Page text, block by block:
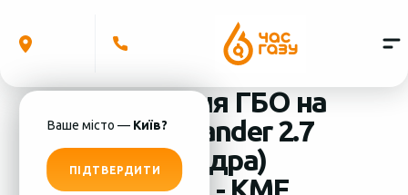
Ваше місто — Київ?
ПІДТВЕРДИТИ
Встановлення ГБО на
Toyota Highlander 2.7
2010 (4 циліндра)